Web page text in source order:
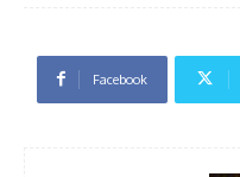
Facebook